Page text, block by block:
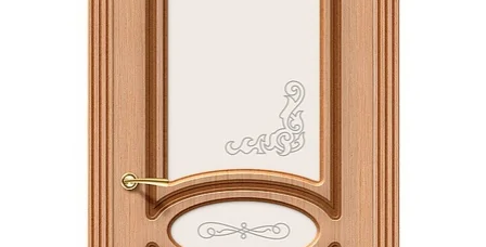
Фото работ